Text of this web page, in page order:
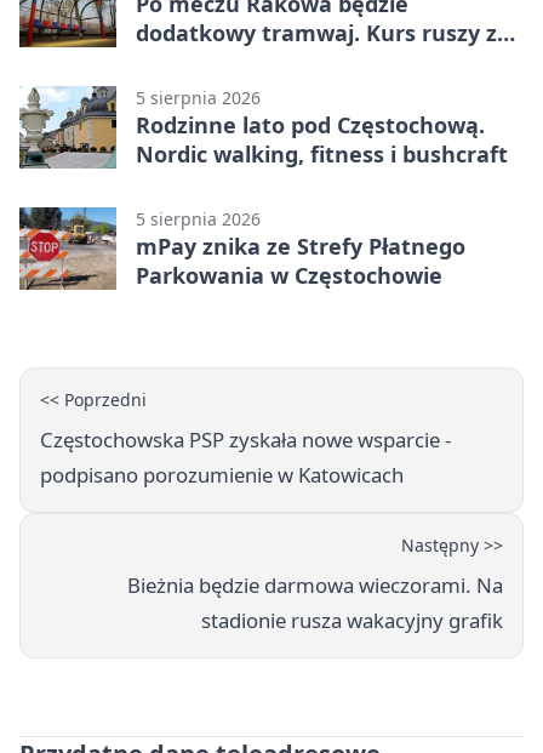
dodatkowy tramwaj. Kurs ruszy ze
5 sierpnia 2026
Rodzinne lato pod Częstochową.
Nordic walking, fitness i bushcraft
5 sierpnia 2026
mPay znika ze Strefy Płatnego
Parkowania w Częstochowie
<< Poprzedni
Częstochowska PSP zyskała nowe wsparcie -
podpisano porozumienie w Katowicach
Następny >>
Bieżnia będzie darmowa wieczorami. Na
stadionie rusza wakacyjny grafik